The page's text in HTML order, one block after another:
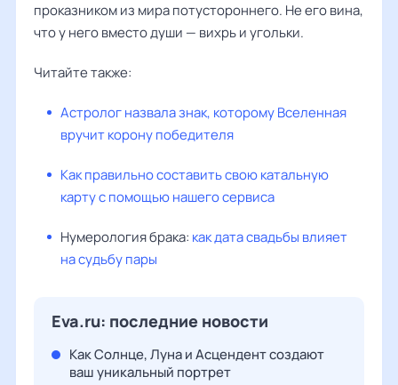
проказником из мира потустороннего. Не его вина,
что у него вместо души — вихрь и угольки.
Читайте также:
Астролог назвала знак, которому Вселенная
вручит корону победителя
Как правильно составить свою катальную
карту с помощью нашего сервиса
Нумерология брака: как дата свадьбы влияет
на судьбу пары
Eva.ru: последние новости
Как Солнце, Луна и Асцендент создают
ваш уникальный портрет